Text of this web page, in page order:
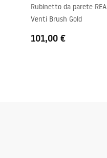
Rubinetto da parete REA
Venti Brush Gold
101,00 €